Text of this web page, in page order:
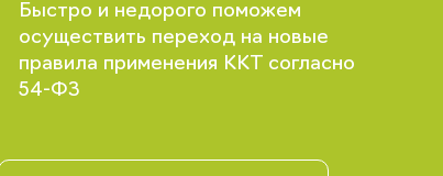
Быстро и недорого поможем
осуществить переход на новые
правила применения ККТ согласно
54-ФЗ
Вы сможете отслеживать статус своих
заказов и получать индивидуальные